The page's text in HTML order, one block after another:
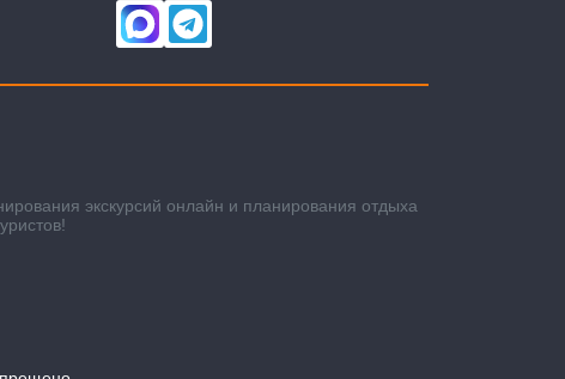
экскурсий онлайн и планирования отдыха